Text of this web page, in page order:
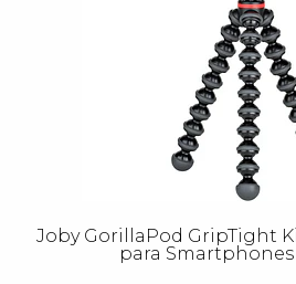
Joby GorillaPod GripTight
para Smartphones